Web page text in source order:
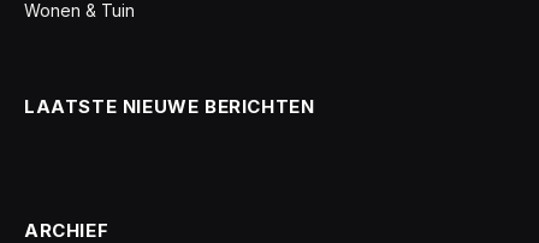
Wonen & Tuin
LAATSTE NIEUWE BERICHTEN
ARCHIEF